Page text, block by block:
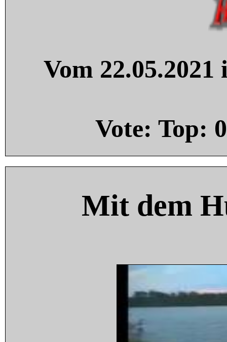
Vom
Vote: Top: 0
Mit dem